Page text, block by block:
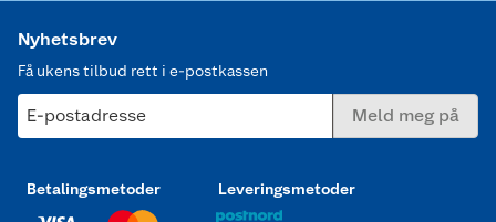
Nyhetsbrev
Få ukens tilbud rett i e-postkassen
E-postadresse Meld meg på
Betalingsmetoder Leveringsmetoder